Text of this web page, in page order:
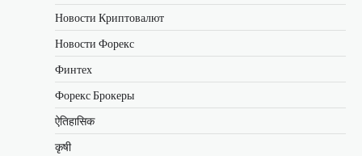
Новости Криптовалют
Новости Форекс
Финтех
Форекс Брокеры
ऐतिहासिक
कृषी